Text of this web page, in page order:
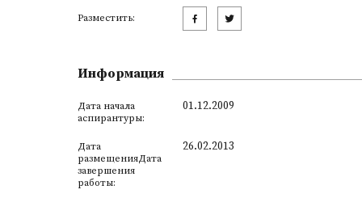
Разместить:
Информация
Дата начала
аспирантуры:
01.12.2009
Дата
размещенияДата
завершения
работы:
26.02.2013